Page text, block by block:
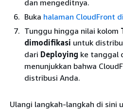
dan mengeditnya.
Buka halaman CloudFront
Tunggu hingga nilai kolom
dimodifikasi untuk
dari Deploying ke tanggal
menunjukkan bahwa
distribusi Anda.
Ulangi langkah-langkah di sini